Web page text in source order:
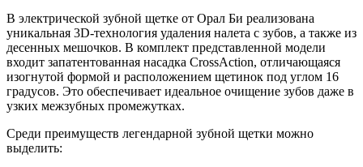
В электрической зубной щетке от Орал Би реализована
уникальная 3D-технология удаления налета с зубов, а также из
десенных мешочков. В комплект представленной модели
входит запатентованная насадка CrossAction, отличающаяся
изогнутой формой и расположением щетинок под углом 16
градусов. Это обеспечивает идеальное очищение зубов даже в
узких межзубных промежутках.
Среди преимуществ легендарной зубной щетки можно
выделить: